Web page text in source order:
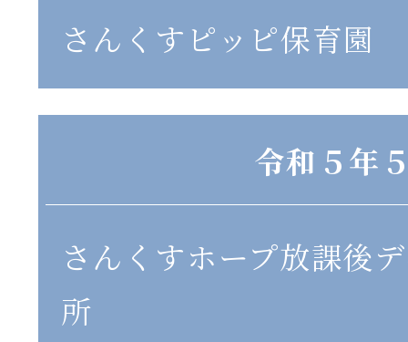
さんくすピッピ保育園
令和５年
さんくすホープ放課後
所